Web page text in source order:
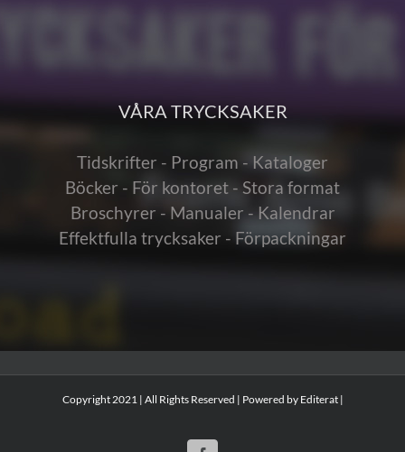
VÅRA TRYCKSAKER
Tidskrifter - Program - Kataloger
Böcker - För kontoret - Stora format
Broschyrer - Manualer - Kalendrar
Effektfulla trycksaker - Förpackningar
Copyright 2021 | All Rights Reserved | Powered by Editerat|